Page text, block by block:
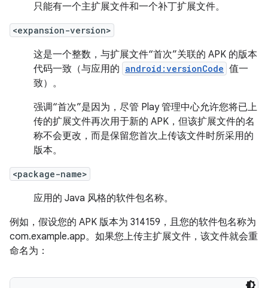
只能有一个主扩展文件和一个补丁扩展文件。
<expansion-version>
这是一个整数，与扩展文件“首次”关联的 APK 的版本
代码一致（与应用的 android:versionCode 值一
致）。
强调“首次”是因为，尽管 Play 管理中心允许您将已上
传的扩展文件再次用于新的 APK，但该扩展文件的名
称不会更改，而是保留您首次上传该文件时所采用的
版本。
<package-name>
应用的 Java 风格的软件包名称。
例如，假设您的 APK 版本为 314159，且您的软件包名称为
com.example.app。如果您上传主扩展文件，该文件就会重
命名为：